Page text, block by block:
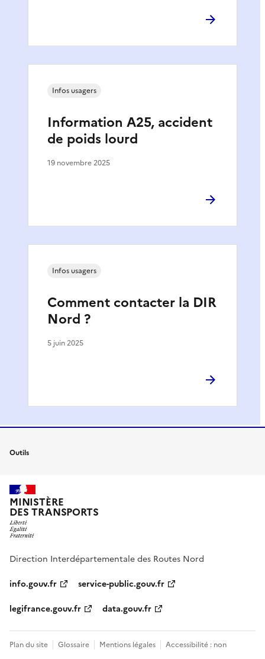
Information A25, accident
de poids lourd
Infos usagers
19 novembre 2025
Comment contacter la DIR
Nord ?
Infos usagers
5 juin 2025
Outils
MINISTÈRE
DES TRANSPORTS
Direction Interdépartementale des Routes Nord
info.gouv.fr
service-public.gouv.fr
legifrance.gouv.fr
data.gouv.fr
Plan du site Glossaire Mentions légales
Accessibilité : non